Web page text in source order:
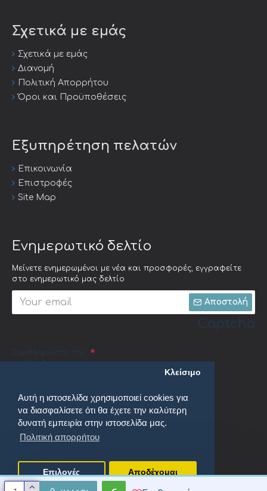
Αυτή η ιστοσελίδα χρησιμοποιεί cookies για
να διασφαλίσετε ότι θα έχετε την καλύτερη
δυνατή εμπειρία στην ιστοσελίδα μας.
Πολιτική απορρήτου
Κλείσιμο
Επιλογές Αποδέχομαι
Σχετικά με εμάς
Σχετικά με εμάς
Διανομή
Πολιτική Απορρήτου
Όροι και Προϋποθέσεις
Εξυπηρέτηση πελατών
Επικοινωνία
Επιστροφές
Site Map
Ενημερωτικό δελτίο
Μείνετε ενημερωμένοι με νέα και προσφορές, εγγραφείτε
στο ενημερωτικό μας δελτίο
Αποστολή
Captcha
Συμπληρώστε την
ακόλουθη
Πολιτική απορρήτου